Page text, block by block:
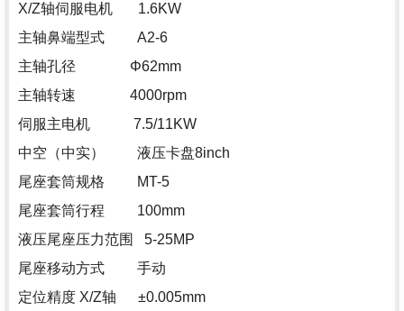
X/Z轴伺服电机 1.6KW
主轴鼻端型式 A2-6
主轴孔径 Φ62mm
主轴转速 4000rpm
伺服主电机 7.5/11KW
中空（中实） 液压卡盘8inch
尾座套筒规格 MT-5
尾座套筒行程 100mm
液压尾座压力范围 5-25MP
尾座移动方式 手动
定位精度 X/Z轴 ±0.005mm